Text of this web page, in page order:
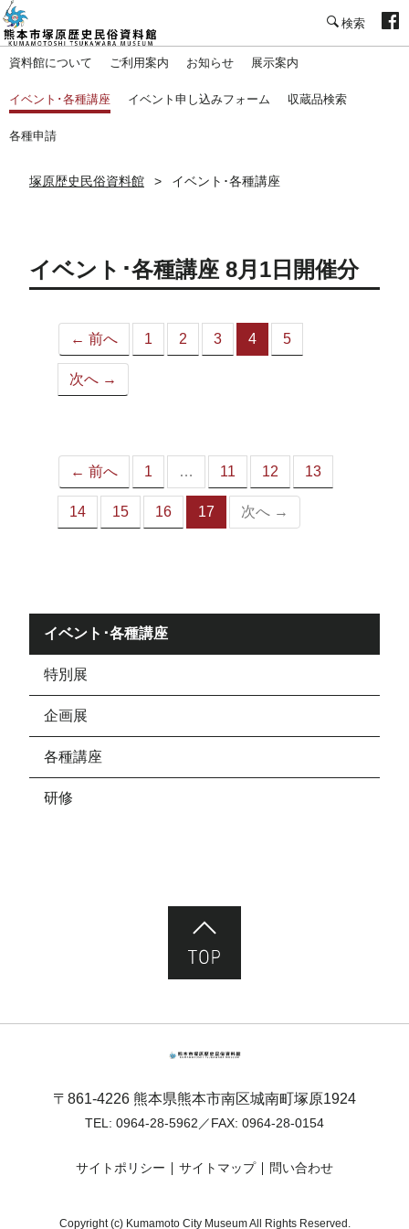
資料館について ご利用案内 お知らせ 展示案内
イベント･各種講座 イベント申し込みフォーム 収蔵品検索
各種申請
塚原歴史民俗資料館 イベント･各種講座
イベント･各種講座 8月1日開催分
← 前へ 1 2 3 4
（こ
5
次へ →
← 前へ 1 … 11 12 13
14 15 16 17
（こ
次へ →
イベント･各種講座
特別展
企画展
各種講座
研修
〒861-4226 熊本県熊本市南区城南町塚原1924
TEL: 0964-28-5962 ／FAX: 0964-28-0154
サイトポリシー サイトマップ 問い合わせ
Copyright (c) Kumamoto City Museum All Rights Reserved.